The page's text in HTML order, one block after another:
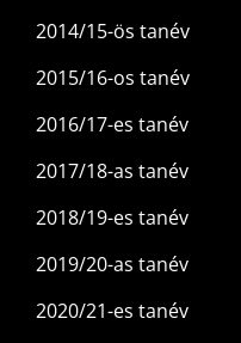
2014/15-ös tanév
2015/16-os tanév
2016/17-es tanév
2017/18-as tanév
2018/19-es tanév
2019/20-as tanév
2020/21-es tanév